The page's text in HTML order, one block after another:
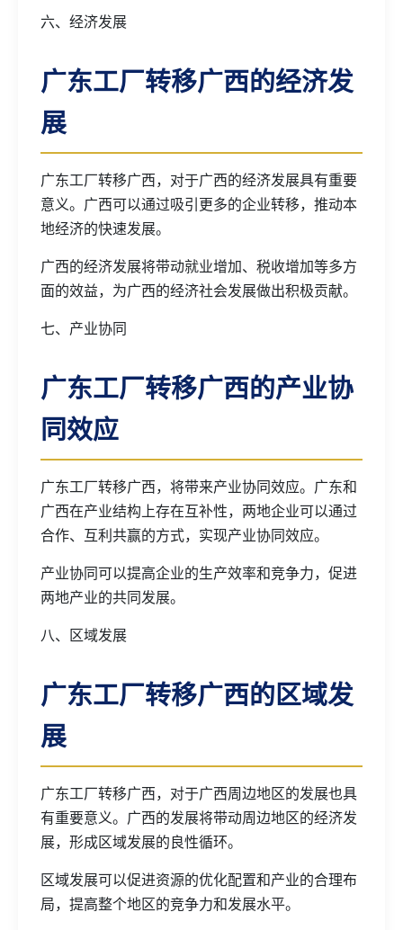
六、经济发展
广东工厂转移广西的经济发
展
广东工厂转移广西，对于广西的经济发展具有重要
意义。广西可以通过吸引更多的企业转移，推动本
地经济的快速发展。
广西的经济发展将带动就业增加、税收增加等多方
面的效益，为广西的经济社会发展做出积极贡献。
七、产业协同
广东工厂转移广西的产业协
同效应
广东工厂转移广西，将带来产业协同效应。广东和
广西在产业结构上存在互补性，两地企业可以通过
合作、互利共赢的方式，实现产业协同效应。
产业协同可以提高企业的生产效率和竞争力，促进
两地产业的共同发展。
八、区域发展
广东工厂转移广西的区域发
展
广东工厂转移广西，对于广西周边地区的发展也具
有重要意义。广西的发展将带动周边地区的经济发
展，形成区域发展的良性循环。
区域发展可以促进资源的优化配置和产业的合理布
局，提高整个地区的竞争力和发展水平。